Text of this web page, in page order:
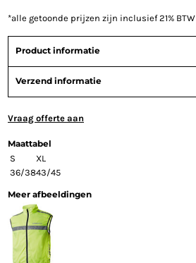
*alle getoonde prijzen zijn inclusief 21% BTW
Product informatie
Verzend informatie
Vraag offerte aan
Maattabel
S
XL
36/3843/45
Meer afbeeldingen